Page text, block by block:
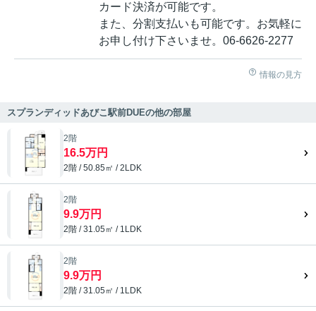
カード決済が可能です。
また、分割支払いも可能です。お気軽に
お申し付け下さいませ。06-6626-2277
情報の見方
スプランディッドあびこ駅前DUEの他の部屋
2階
16.5万円
2階 / 50.85㎡ / 2LDK
2階
9.9万円
2階 / 31.05㎡ / 1LDK
2階
9.9万円
2階 / 31.05㎡ / 1LDK